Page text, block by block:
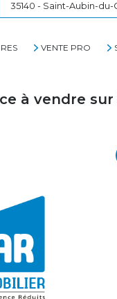
35140 - Saint-Aubin-
VENTE PRO
à vendre